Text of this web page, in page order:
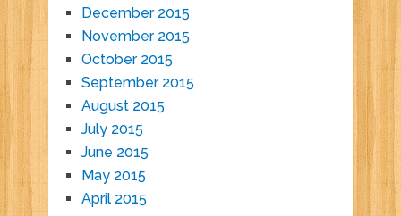
December 2015
November 2015
October 2015
September 2015
August 2015
July 2015
June 2015
May 2015
April 2015